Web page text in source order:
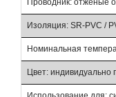
Изоляция: SR-PVC /
Номинальная
Цвет: индивидуально